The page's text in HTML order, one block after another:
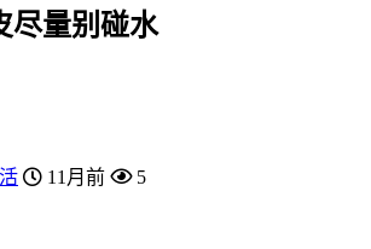
尽量别碰水
11月前 5